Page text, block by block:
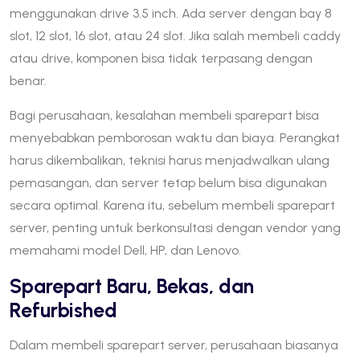
menggunakan drive 3.5 inch. Ada server dengan bay 8
slot, 12 slot, 16 slot, atau 24 slot. Jika salah membeli caddy
atau drive, komponen bisa tidak terpasang dengan
benar.
Bagi perusahaan, kesalahan membeli sparepart bisa
menyebabkan pemborosan waktu dan biaya. Perangkat
harus dikembalikan, teknisi harus menjadwalkan ulang
pemasangan, dan server tetap belum bisa digunakan
secara optimal. Karena itu, sebelum membeli sparepart
server, penting untuk berkonsultasi dengan vendor yang
memahami model Dell, HP, dan Lenovo.
Sparepart Baru, Bekas, dan
Refurbished
Dalam membeli sparepart server, perusahaan biasanya